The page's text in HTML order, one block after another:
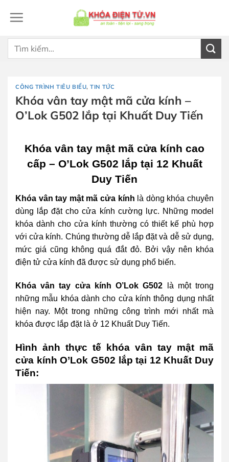
qua
dung
Tìm
CÔNG TRÌNH TIÊU BIỂU,TIN TỨC
Khóa vân tay mật mã cửa kính –
O’Lok G502 lắp tại Khuất Duy Tiến
Khóa vân tay mật mã cửa kính cao
cấp – O’Lok G502 lắp tại 12 Khuất
Duy Tiến
Khóa vân tay mật mã cửa kính là dòng khóa chuyên
dùng lắp đặt cho cửa kính cường lực. Những model
khóa dành cho cửa kính thường có thiết kế phù hợp
với cửa kính. Chúng thường dễ lắp đặt và dễ sử dụng,
mức giá cũng không quá đắt đỏ. Bởi vậy nên khóa
điện tử cửa kính đã được sử dụng phổ biến.
Khóa vân tay cửa kính O’Lok G502 là một trong
những mẫu khóa dành cho cửa kính thông dụng nhất
hiện nay. Một trong những công trình mới nhất mà
khóa được lắp đặt là ở 12 Khuất Duy Tiến.
Hình ảnh thực tế khóa vân tay mật mã
cửa kính O’Lok G502 lắp tại 12 Khuất Duy
Tiến: